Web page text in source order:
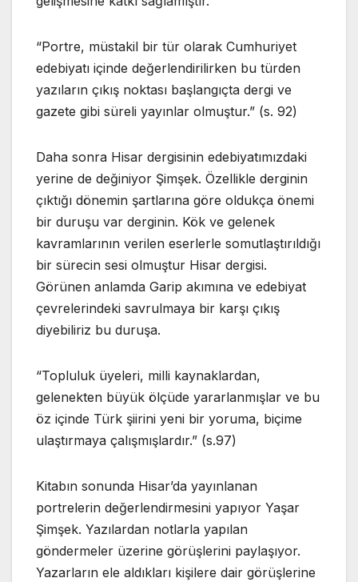
“Portre, müstakil bir tür olarak Cumhuriyet
edebiyatı içinde değerlendirilirken bu türden
yazıların çıkış noktası başlangıçta dergi ve
gazete gibi süreli yayınlar olmuştur.” (s. 92)
Daha sonra Hisar dergisinin edebiyatımızdaki
yerine de değiniyor Şimşek. Özellikle derginin
çıktığı dönemin şartlarına göre oldukça önemi
bir duruşu var derginin. Kök ve gelenek
kavramlarının verilen eserlerle somutlaştırıldığı
bir sürecin sesi olmuştur Hisar dergisi.
Görünen anlamda Garip akımına ve edebiyat
çevrelerindeki savrulmaya bir karşı çıkış
diyebiliriz bu duruşa.
“Topluluk üyeleri, milli kaynaklardan,
gelenekten büyük ölçüde yararlanmışlar ve bu
öz içinde Türk şiirini yeni bir yoruma, biçime
ulaştırmaya çalışmışlardır.” (s.97)
Kitabın sonunda Hisar’da yayınlanan
portrelerin değerlendirmesini yapıyor Yaşar
Şimşek. Yazılardan notlarla yapılan
göndermeler üzerine görüşlerini paylaşıyor.
Yazarların ele aldıkları kişilere dair görüşlerine